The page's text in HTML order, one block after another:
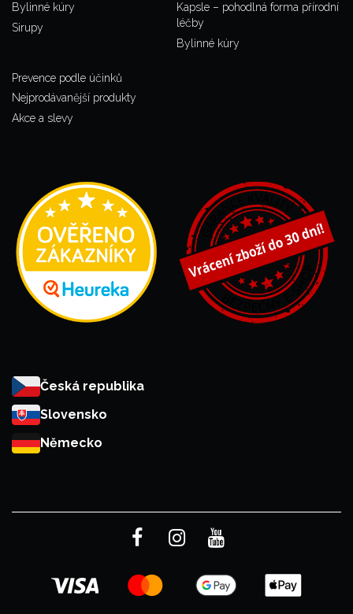
Bylinné kúry
Sirupy
Kapsle – pohodlná forma přírodní
léčby
Bylinné kúry
Prevence podle účinků
Nejprodávanější produkty
Akce a slevy
Česká republika
Slovensko
Německo